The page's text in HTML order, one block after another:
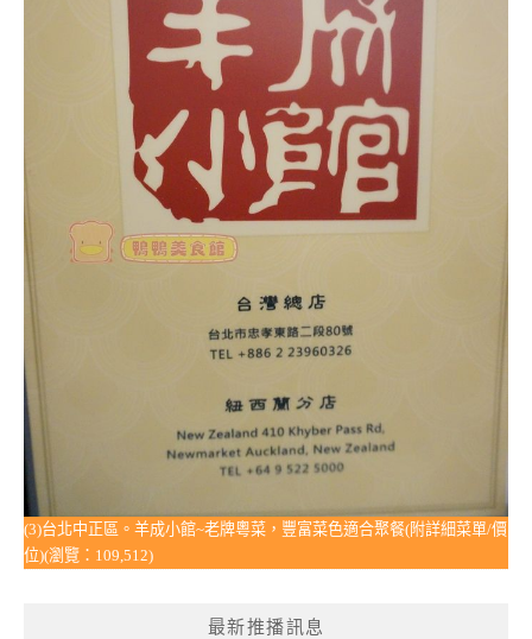
(3)台北中正區。羊成小館~老牌粵菜，豐富菜色適合聚餐(附詳細菜單/價
位)(瀏覽：109,512)
最新推播訊息